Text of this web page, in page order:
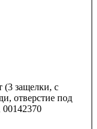
(3 защелки, с
отверстие под